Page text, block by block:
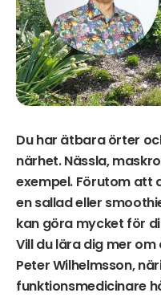
Du har ätbara örter
närhet. Nässla,
exempel. Förutom att
en sallad eller
kan göra mycket för
Vill du lära dig mer
Peter Wilhelmsson,
funktionsmedicinare